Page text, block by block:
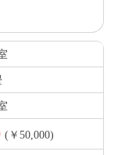
(￥50,000)